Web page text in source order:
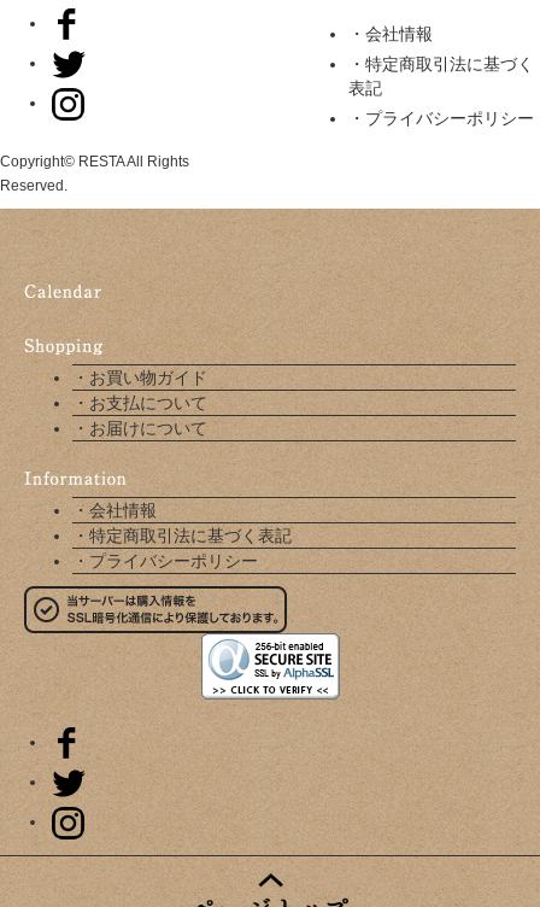
Copyright© RESTA All Rights
Reserved.
・会社情報
・特定商取引法に基づく
表記
・プライバシーポリシー
・お買い物ガイド
・お支払について
・お届けについて
・会社情報
・特定商取引法に基づく表記
・プライバシーポリシー